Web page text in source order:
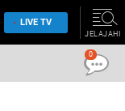
LIVE TV
JELAJAHI
0